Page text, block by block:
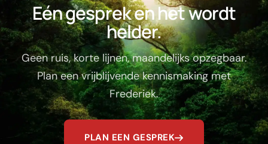
Eén gesprek en het wordt
helder.
Geen ruis, korte lijnen, maandelijks opzegbaar.
Plan een vrijblijvende kennismaking met
Frederiek.
PLAN EEN GESPREK